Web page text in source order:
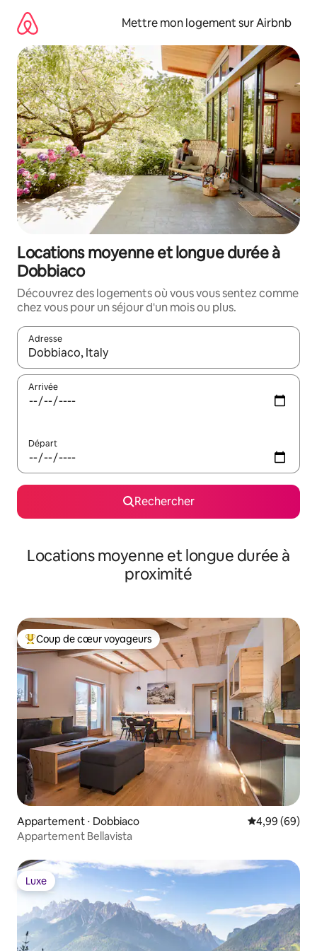
directement
contenu
Mettre mon logement sur Airbnb
Locations moyenne et longue durée à
Dobbiaco
Découvrez des logements où vous vous sentez comme
chez vous pour un séjour d'un mois ou plus.
Adresse
Lorsque les résultats s'affichent, utilisez les flèches vers le
Arrivée
Départ
Rechercher
Locations moyenne et longue durée à
proximité
Coups de cœur voyageurs les plus appréciés
Coup de cœur voyageurs
Appartement ⋅ Dobbiaco Évaluation
4,99 (69)
Appartement Bellavista
Luxe
Luxe